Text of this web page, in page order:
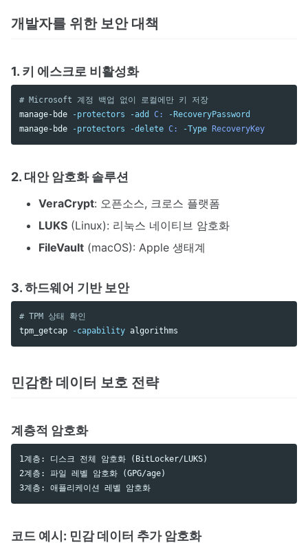
개발자를 위한 보안 대책
1. 키 에스크로 비활성화
# Microsoft 계정 백업 없이 로컬에만 키 저장
manage-bde
-protectors -add C:
-RecoveryPassword
manage-bde
-protectors -delete C: -Type RecoveryKey
2. 대안 암호화 솔루션
VeraCrypt: 오픈소스, 크로스 플랫폼
LUKS (Linux): 리눅스 네이티브 암호화
FileVault (macOS): Apple 생태계
3. 하드웨어 기반 보안
# TPM 상태 확인
tpm_getcap
-capability
민감한 데이터 보호 전략
계층적 암호화
1계층: 디스크 전체 암호화 (BitLocker/LUKS)
2계층: 파일 레벨 암호화 (GPG/age)
코드 예시: 민감 데이터 추가 암호화